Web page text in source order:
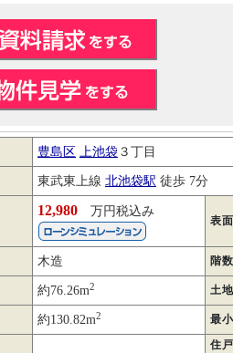
豊島区 上池袋 ３丁目
東武東上線 北池袋駅 徒歩 7分
12,980 万円税込み
表
木造 階数
約76.26m2 土
約130.82m2 最
住